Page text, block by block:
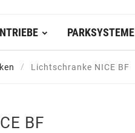
PARKSYSTEME
Lichtschranke NICE BF
BF